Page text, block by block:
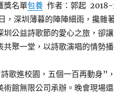
獎名單包養 作者：郭起
，深圳薄暮的陣陣細雨，攙雜
圳公益詩歌節的愛心之旅，卻
共聚一堂，以詩歌演唱的情勢
歌進校園，五個一百再動身”
術館無限公司承辦。晚會現場